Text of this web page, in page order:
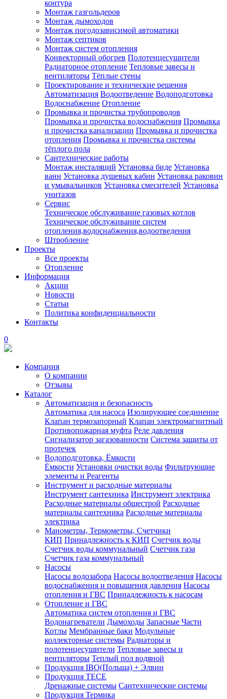
контура
Монтаж газгольдеров
Монтаж дымоходов
Монтаж погодозависимой автоматики
Монтаж септиков
Монтаж систем отопления
Конвекторный обогрев Полотенцесушители
Радиаторное отопление Тепловые завесы и
вентиляторы Тёплые стены
Проектирование и технические решения
Автоматизация Водоотведение Водоподготовка
Водоснабжение Отопление
Промывка и прочистка трубопроводов
Промывка и прочистка водоснабжения Промывка
и прочистка канализации Промывка и прочистка
отопления Промывка и прочистка системы
тёплого пола
Сантехнические работы
Монтаж инсталяций Установка биде Установка
ванн Установка душевых кабин Установка раковин
и умывальников Установка смесителей Установка
унитазов
Сервис
Техническое обслуживание газовых котлов
Техническое обслуживание систем
отопления,водоснабжения,водоотведения
Штробление
Проекты
Все проекты
Отопление
Информация
Акции
Новости
Статьи
Политика конфиденциальности
Контакты
0
Компания
О компании
Отзывы
Каталог
Автоматизация и безопасность
Автоматика для насоса Изолирующее соединение
Клапан термозапорный Клапан электромагнитный
Противопожарная муфта Реле давления
Сигнализатор загазованности Система защиты от
протечек
Водоподготовка, Ёмкости
Ёмкости Установки очистки воды Фильтрующие
элементы и Реагенты
Инструмент и расходные материалы
Инструмент сантехника Инструмент электрика
Расходные материалы общестрой Расходные
материалы сантехника Расходные материалы
электрика
Манометры, Термометры, Счетчики
КИП Принадлежность к КИП Счетчик воды
Счетчик воды коммунальный Счетчик газа
Счетчик газа коммунальный
Насосы
Насосы водозабора Насосы водоотведения Насосы
водоснабжения и повышения давления Насосы
отопления и ГВС Принадлежность к насосам
Отопление и ГВС
Автоматика систем отопления и ГВС
Водонагреватели Дымоходы Запасные Части
Котлы Мембранные баки Модульные
коллекторные системы Радиаторы и
полотенцесушители Тепловые завесы и
вентиляторы Теплый пол водяной
Продукция IBO(Польша) + Элвин
Продукция TECE
Дренажные системы Сантехнические системы
Продукция Термика